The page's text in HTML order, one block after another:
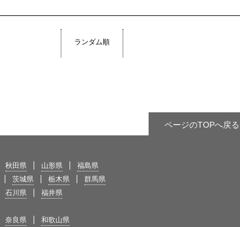
ランダム順
秋田県 山形県 福島県
茨城県 栃木県 群馬県
石川県 福井県
奈良県 和歌山県
ページのTOPへ戻る